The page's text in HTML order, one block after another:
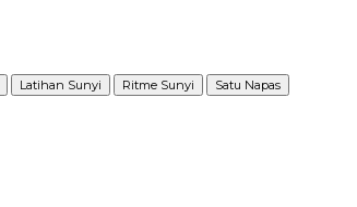
Latihan Sunyi Ritme Sunyi Satu Napas